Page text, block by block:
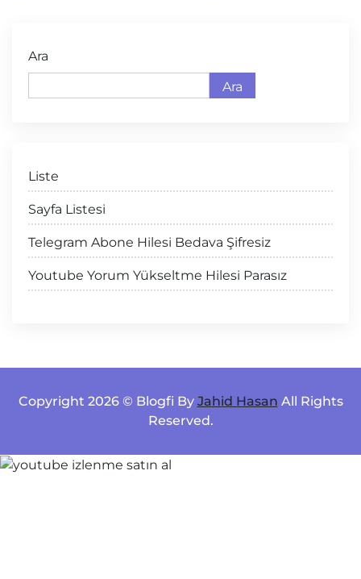
Ara
Ara
Liste
Sayfa Listesi
Telegram Abone Hilesi Bedava Şifresiz
Youtube Yorum Yükseltme Hilesi Parasız
Copyright 2026 © Blogfi By Jahid Hasan All Rights
Reserved.